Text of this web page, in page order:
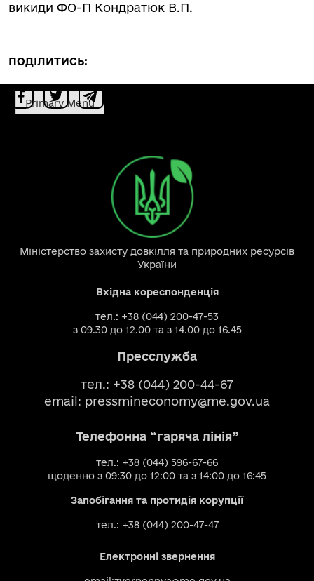
викиди ФО-П Кондратюк В.П.
ПОДІЛИТИСЬ:
Primary Menu
Міністерство захисту довкілля та природних ресурсів
України
Вхідна кореспонденція
тел.: +38 (044) 200-47-53
з 09.30 до 12.00 та з 14.00 до 16.45
Пресслужба
тел.: +38 (044) 200-44-67
email: pressmineconomy@me.gov.ua
Телефонна “гаряча лінія”
тел.: +38 (044) 596-67-66
щоденно з 09:30 до 12:00 та з 14:00 до 16:45
Запобігання та протидія корупції
тел.: +38 (044) 200-47-47
Електронні звернення